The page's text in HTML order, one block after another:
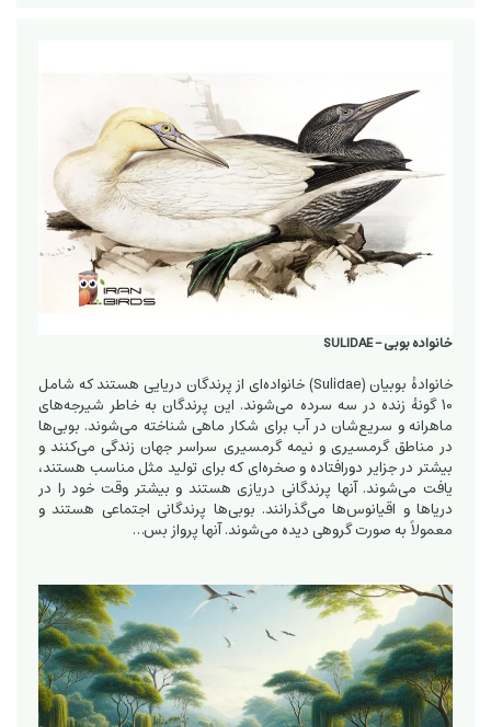
خانواده بوبی - SULIDAE
خانوادهٔ بوبیان (Sulidae) خانواده‌ای از پرندگان دریایی هستند که شامل
10 گونهٔ زنده در سه سرده می‌شوند. این پرندگان به خاطر شیرجه‌های
ماهرانه و سریع‌شان در آب برای شکار ماهی شناخته می‌شوند. بوبی‌ها
در مناطق گرمسیری و نیمه گرمسیری سراسر جهان زندگی می‌کنند و
بیشتر در جزایر دورافتاده و صخره‌ای که برای تولید مثل مناسب هستند،
یافت می‌شوند. آنها پرندگانی دریازی هستند و بیشتر وقت خود را در
دریاها و اقیانوس‌ها می‌گذرانند. بوبی‌ها پرندگانی اجتماعی هستند و
معمولاً به صورت گروهی دیده می‌شوند. آنها پرواز بس…